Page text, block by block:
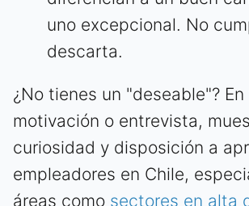
uno excepcional. No
descarta.
¿No tienes un "deseable"?
motivación o entrevista,
curiosidad y disposición a
empleadores en Chile,
áreas como sectores en alta